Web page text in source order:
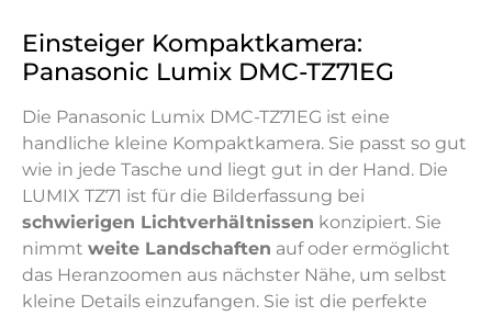
Einsteiger Kompaktkamera:
Panasonic Lumix DMC-TZ71EG
Die Panasonic Lumix DMC-TZ71EG ist eine
handliche kleine Kompaktkamera. Sie passt so gut
wie in jede Tasche und liegt gut in der Hand. Die
LUMIX TZ71 ist für die Bilderfassung bei
schwierigen Lichtverhältnissen konzipiert. Sie
nimmt weite Landschaften auf oder ermöglicht
das Heranzoomen aus nächster Nähe, um selbst
kleine Details einzufangen. Sie ist die perfekte